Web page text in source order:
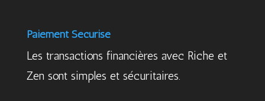
Paiement Sécurisé
Les transactions financières avec Riche et
Zen sont simples et sécuritaires.